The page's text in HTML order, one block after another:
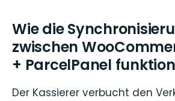
Wie die
zwischen
+ ParcelPanel
Der Kassierer verbucht den